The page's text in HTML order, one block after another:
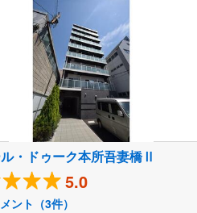
・ドゥーク本所吾妻橋Ⅱ
5.0
ント（3件）